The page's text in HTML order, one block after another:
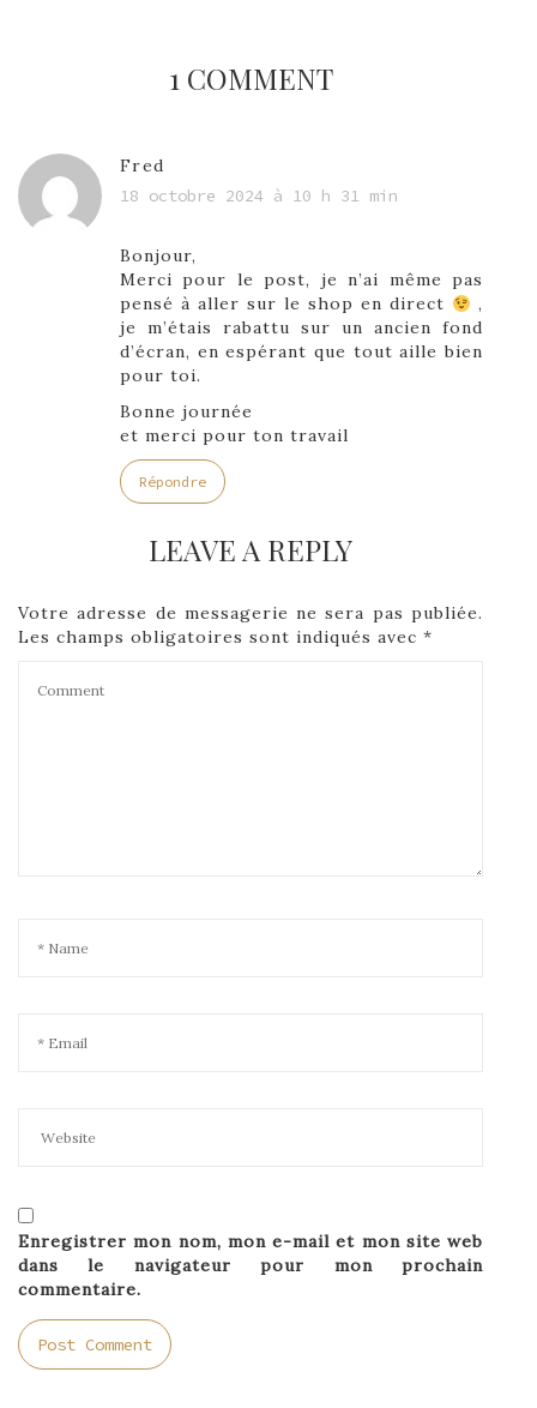
1 COMMENT
Fred
18 octobre 2024 à 10 h 31 min
Bonjour,
Merci pour le post, je n’ai même pas
pensé à aller sur le shop en direct
,
je m’étais rabattu sur un ancien fond
d’écran, en espérant que tout aille bien
pour toi.
Bonne journée
et merci pour ton travail
Répondre
LEAVE A REPLY
Votre adresse de messagerie ne sera pas publiée.
Les champs obligatoires sont indiqués avec *
Enregistrer mon nom, mon e-mail et mon site web
dans le navigateur pour mon prochain
commentaire.